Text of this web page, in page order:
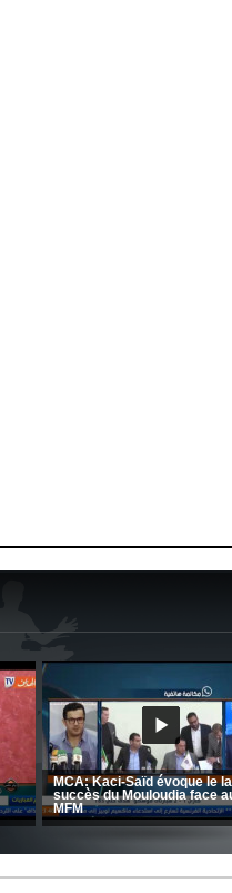
MCA: Kaci-Saïd évoque le
succès du Mouloudia face
MFM